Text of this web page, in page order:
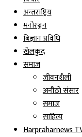
अन्तराष्ट्रिय
मनोरञ्जन
बिज्ञान प्रविधि
खेलकुद
समाज
जीवनशैली
अनौठो संसार
समाज
साहित्य
Harpraharnews